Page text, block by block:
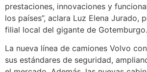
prestaciones, innovaciones y
los países”, aclara Luz Elena Jurado,
filial local del gigante de Gotemburgo.
La nueva línea de camiones Volvo
sus estándares de seguridad,